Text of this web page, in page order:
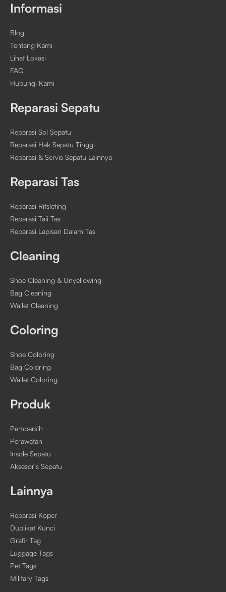
Informasi
Blog
Tentang Kami
Lihat Lokasi
FAQ
Hubungi Kami
Reparasi Sepatu
Reparasi Sol Sepatu
Reparasi Hak Sepatu Tinggi
Reparasi & Servis Sepatu Lainnya
Reparasi Tas
Reparasi Ritsleting
Reparasi Tali Tas
Reparasi Lapisan Dalam Tas
Cleaning
Shoe Cleaning & Unyellowing
Bag Cleaning
Wallet Cleaning
Coloring
Shoe Coloring
Bag Coloring
Wallet Coloring
Produk
Pembersih
Perawatan
Insole Sepatu
Aksesoris Sepatu
Lainnya
Reparasi Koper
Duplikat Kunci
Grafir Tag
Luggage Tags
Pet Tags
Military Tags